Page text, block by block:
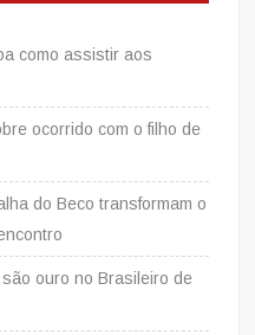
como assistir aos
ocorrido com o filho de
do Beco transformam o
ouro no Brasileiro de